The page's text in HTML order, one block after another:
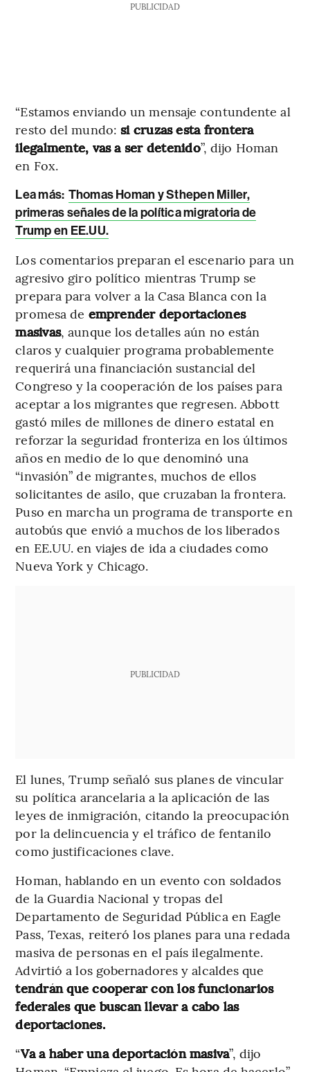
PUBLICIDAD
“Estamos enviando un mensaje contundente al
resto del mundo:si cruzas esta frontera
ilegalmente, vas a ser detenido”, dijo Homan
en Fox.
Lea más: Thomas Homan y Sthepen Miller,
primeras señales de la política migratoria de
Trump en EE.UU.
Los comentarios preparan el escenario para un
agresivo giro político mientras Trump se
prepara para volver a la Casa Blanca con la
promesa de emprender deportaciones
masivas, aunque los detalles aún no están
claros y cualquier programa probablemente
requerirá una financiación sustancial del
Congreso y la cooperación de los países para
aceptar a los migrantes que regresen. Abbott
gastó miles de millones de dinero estatal en
reforzar la seguridad fronteriza en los últimos
años en medio de lo que denominó una
“invasión” de migrantes, muchos de ellos
solicitantes de asilo, que cruzaban la frontera.
Puso en marcha un programa de transporte en
autobús que envió a muchos de los liberados
en EE.UU. en viajes de ida a ciudades como
Nueva York y Chicago.
PUBLICIDAD
El lunes, Trump señaló sus planes de vincular
su política arancelaria a la aplicación de las
leyes de inmigración, citando la preocupación
por la delincuencia y el tráfico de fentanilo
como justificaciones clave.
Homan, hablando en un evento con soldados
de la Guardia Nacional y tropas del
Departamento de Seguridad Pública en Eagle
Pass, Texas, reiteró los planes para una redada
masiva de personas en el país ilegalmente.
Advirtió a los gobernadores y alcaldes que
tendrán que cooperar con los funcionarios
federales que buscan llevar a cabo las
deportaciones.
“Va a haber una deportación masiva”, dijo